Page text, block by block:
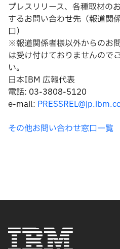
プレスリリース、各種取材の
するお問い合わせ先（報道関
口）
※報道関係者様以外からのお
は受け付けておりませんので
い。
日本IBM 広報代表
電話: 03-3808-5120
e-mail:
その他お問い合わせ窓口一覧